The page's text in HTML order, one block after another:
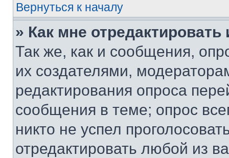
Вернуться к началу
» Как мне
Так же, как и сообщения,
их создателями,
редактирования опроса
сообщения в теме; опрос
никто не успел
отредактировать любой из